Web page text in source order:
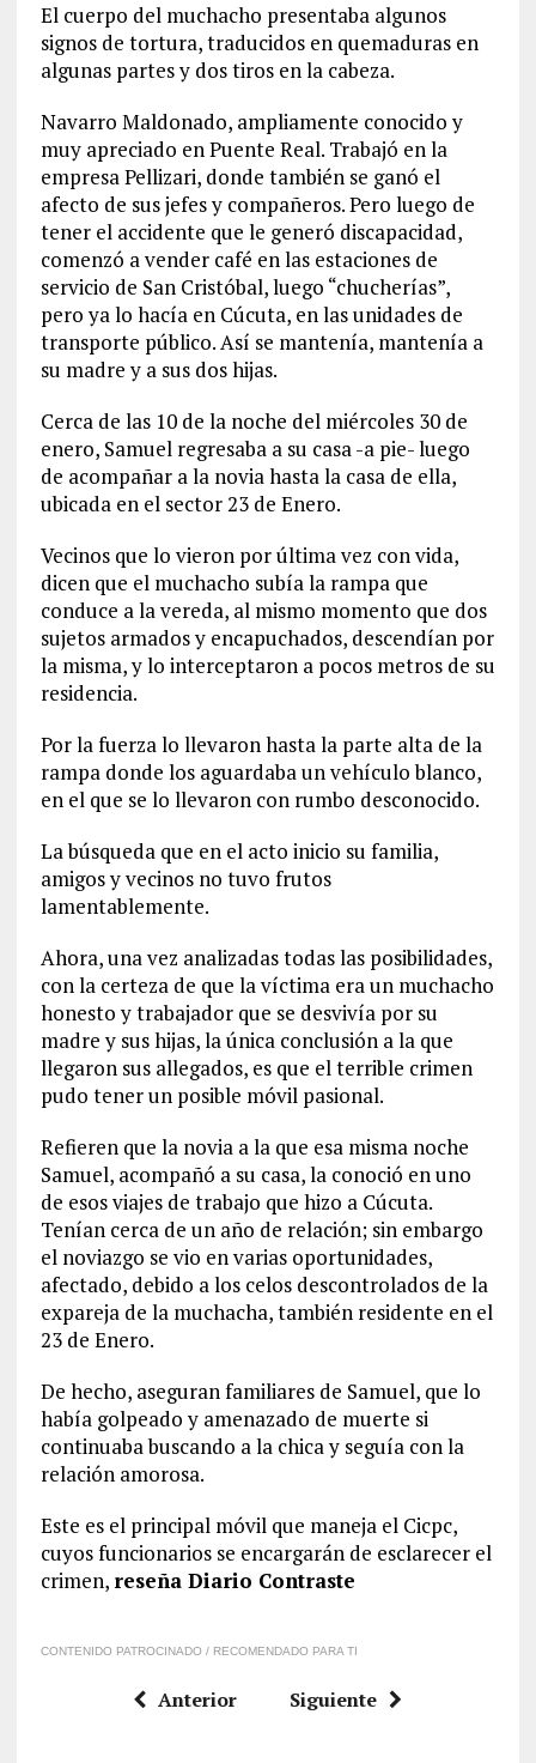
El cuerpo del muchacho presentaba algunos
signos de tortura, traducidos en quemaduras en
algunas partes y dos tiros en la cabeza.
Navarro Maldonado, ampliamente conocido y
muy apreciado en Puente Real. Trabajó en la
empresa Pellizari, donde también se ganó el
afecto de sus jefes y compañeros. Pero luego de
tener el accidente que le generó discapacidad,
comenzó a vender café en las estaciones de
servicio de San Cristóbal, luego “chucherías”,
pero ya lo hacía en Cúcuta, en las unidades de
transporte público. Así se mantenía, mantenía a
su madre y a sus dos hijas.
Cerca de las 10 de la noche del miércoles 30 de
enero, Samuel regresaba a su casa -a pie- luego
de acompañar a la novia hasta la casa de ella,
ubicada en el sector 23 de Enero.
Vecinos que lo vieron por última vez con vida,
dicen que el muchacho subía la rampa que
conduce a la vereda, al mismo momento que dos
sujetos armados y encapuchados, descendían por
la misma, y lo interceptaron a pocos metros de su
residencia.
Por la fuerza lo llevaron hasta la parte alta de la
rampa donde los aguardaba un vehículo blanco,
en el que se lo llevaron con rumbo desconocido.
La búsqueda que en el acto inicio su familia,
amigos y vecinos no tuvo frutos
lamentablemente.
Ahora, una vez analizadas todas las posibilidades,
con la certeza de que la víctima era un muchacho
honesto y trabajador que se desvivía por su
madre y sus hijas, la única conclusión a la que
llegaron sus allegados, es que el terrible crimen
pudo tener un posible móvil pasional.
Refieren que la novia a la que esa misma noche
Samuel, acompañó a su casa, la conoció en uno
de esos viajes de trabajo que hizo a Cúcuta.
Tenían cerca de un año de relación; sin embargo
el noviazgo se vio en varias oportunidades,
afectado, debido a los celos descontrolados de la
expareja de la muchacha, también residente en el
23 de Enero.
De hecho, aseguran familiares de Samuel, que lo
había golpeado y amenazado de muerte si
continuaba buscando a la chica y seguía con la
relación amorosa.
Este es el principal móvil que maneja el Cicpc,
cuyos funcionarios se encargarán de esclarecer el
crimen, reseña Diario Contraste
CONTENIDO PATROCINADO / RECOMENDADO PARA TI
Anterior Siguiente